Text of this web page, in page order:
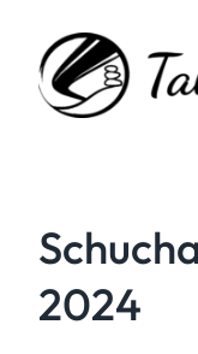
Inhalt
springen
2024